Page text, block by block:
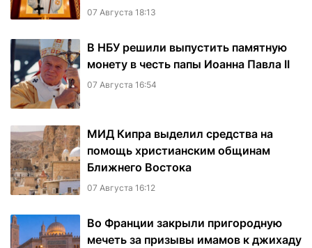
07 Августа 18:13
В НБУ решили выпустить памятную
монету в честь папы Иоанна Павла II
07 Августа 16:54
МИД Кипра выделил средства на
помощь христианским общинам
Ближнего Востока
07 Августа 16:12
Во Франции закрыли пригородную
мечеть за призывы имамов к джихаду